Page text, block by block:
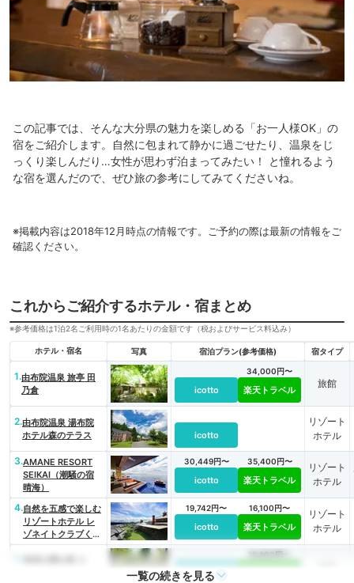
この記事では、そんな大分県の魅力を楽しめる「お一人様OK」の
宿をご紹介します。自然に包まれて静かに過ごせたり、温泉をじ
っくり楽しんだり…女性が思わず泊まってみたい！ と憧れるよう
な宿を選んだので、ぜひ旅の参考にしてみてくださいね。
※掲載内容は2018年12月時点の情報です。ご予約の際は最新の情報をご
確認ください。
これからご紹介するホテル・宿まとめ
※参考価格は1泊2名ご利用時の1名あたりの金額です（税およびサービス料込み）
ホテル・宿名 写真 宿泊プラン(参考価格) 宿タイプ
1.由布院温泉 旅亭 田
乃倉
icotto
34,000円〜
楽天トラベル
旅館
2.由布院温泉 湯布院
ホテル森のテラス
icotto
リゾート
ホテル
3.AMANE RESORT
SEIKAI（潮騒の宿
晴海）
30,449円〜
icotto
35,400円〜
楽天トラベル
リゾート
ホテル
4.自然を五感で楽しむ
リゾートホテル レ
ゾネイトクラブくじ
ゅう
19,742円〜
icotto
16,100円〜
楽天トラベル
リゾート
ホテル
icotto
18,800円〜
一覧の続きを見る